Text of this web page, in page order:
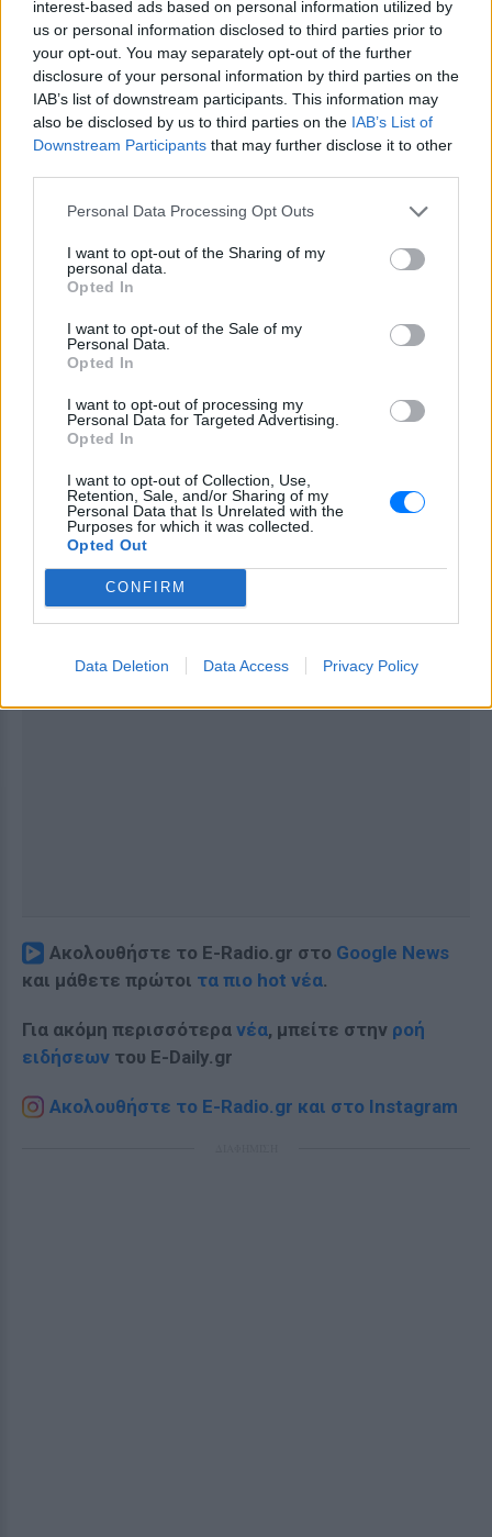
interest-based ads based on personal information utilized by
us or personal information disclosed to third parties prior to
your opt-out. You may separately opt-out of the further
disclosure of your personal information by third parties on the
IAB’s list of downstream participants. This information may
also be disclosed by us to third parties on the IAB’s List of
Downstream Participants that may further disclose it to other
Personal Data Processing Opt Outs
I want to opt-out of the Sharing of my
personal data.
Opted In
I want to opt-out of the Sale of my
Personal Data.
Opted In
I want to opt-out of processing my
Personal Data for Targeted Advertising.
Opted In
I want to opt-out of Collection, Use,
Retention, Sale, and/or Sharing of my
Personal Data that Is Unrelated with the
Purposes for which it was collected.
Opted Out
CONFIRM
Data Deletion Data Access Privacy Policy
κυκλοφόρησαν το διήμερο) με την επισήμανση ότι
«κανένας βουλευτής και κανένα κόμμα, ακόμη και ο
ΣΥΡΙΖΑ, δεν έθεσαν το παραμικρό θέμα για τον
Σταύρο Δήμα». Επίσης, ξεκαθαρίζουν ότι δεν υπήρξε
υπαναχώρηση από τη θέση για «καθαρές λύσεις»
των προηγούμενων ημερών: «αφορούσε στην
κυβέρνηση ειδικού σκοπού με άλλον πρωθυπουργό»,
Όπερ, εάν εκλεγεί Πρόεδρος, θα υπάρξει νέα
μεταρρυθμιστών) αλλά στο τιμόνι της θα
παραμείνουν οι κ. Σαμαράς και Βενιζέλος.
Πηγή: iefimerida.gr
Ακολουθήστε το E-Radio.gr στο Google News
και μάθετε πρώτοι τα πιο hot νέα.
Για ακόμη περισσότερα νέα, μπείτε στην ροή
ειδήσεων του E-Daily.gr
Ακολουθήστε το E-Radio.gr και στο Instagram